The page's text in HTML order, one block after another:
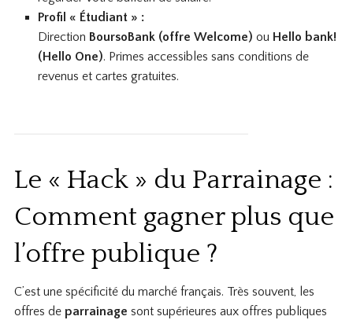
Profil « Étudiant » :
Direction BoursoBank (offre Welcome) ou Hello bank!
(Hello One). Primes accessibles sans conditions de
revenus et cartes gratuites.
Le « Hack » du Parrainage :
Comment gagner plus que
l’offre publique ?
C’est une spécificité du marché français. Très souvent, les
offres de parrainage sont supérieures aux offres publiques